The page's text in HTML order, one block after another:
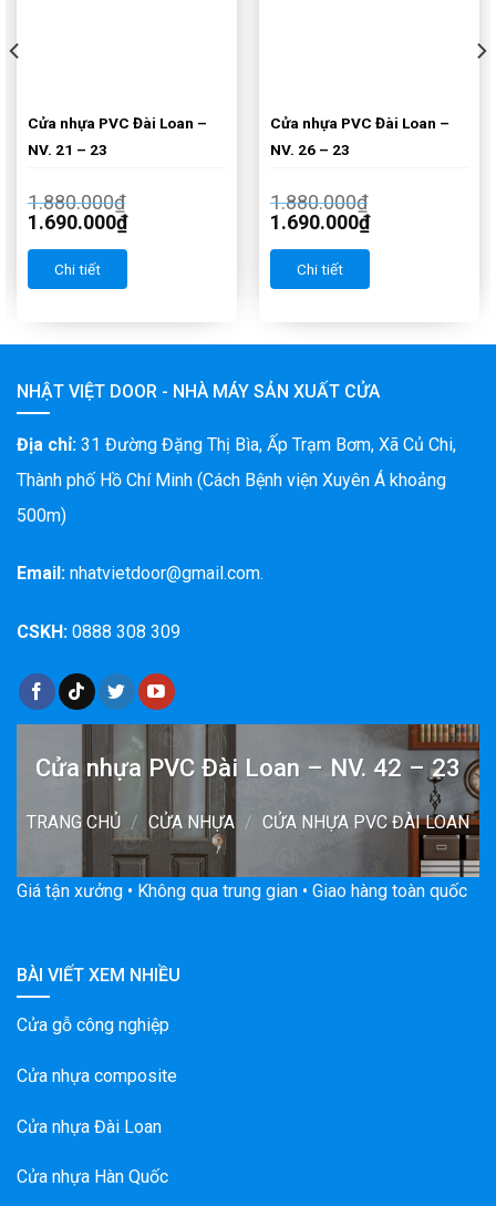
Cửa nhựa PVC Đài Loan –
NV. 21 – 23
1.880.000₫
1.690.000₫
Chi tiết
Cửa nhựa PVC Đài Loan –
NV. 26 – 23
1.880.000₫
1.690.000₫
Chi tiết
NHẬT VIỆT DOOR - NHÀ MÁY SẢN XUẤT CỬA
Địa chỉ: 31 Đường Đặng Thị Bìa, Ấp Trạm Bơm, Xã Củ Chi,
Thành phố Hồ Chí Minh (Cách Bệnh viện Xuyên Á khoảng
500m)
Email: nhatvietdoor@gmail.com.
CSKH: 0888 308 309
Cửa nhựa PVC Đài Loan – NV. 42 – 23
TRANG CHỦ / CỬA NHỰA / CỬA NHỰA PVC ĐÀI LOAN
Giá tận xưởng • Không qua trung gian • Giao hàng toàn quốc
BÀI VIẾT XEM NHIỀU
Cửa gỗ công nghiệp
Cửa nhựa composite
Cửa nhựa Đài Loan
Cửa nhựa Hàn Quốc